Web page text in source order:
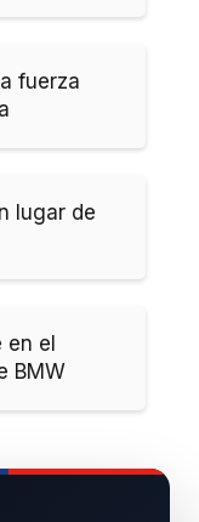
fuerza
lugar de
el
BMW